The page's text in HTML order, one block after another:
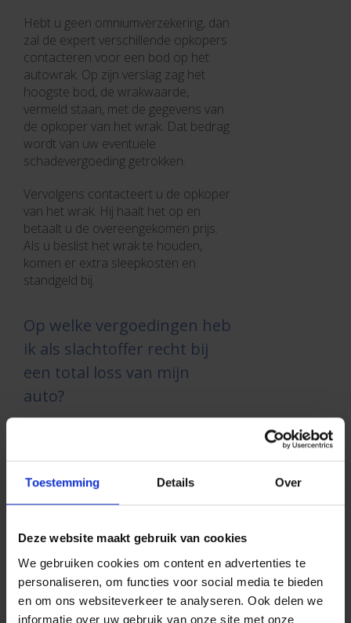
Toestemming Details Over
Deze website maakt gebruik van cookies
We gebruiken cookies om content en advertenties te
personaliseren, om functies voor social media te bieden
en om ons websiteverkeer te analyseren. Ook delen we
informatie over uw gebruik van onze site met onze
Hebt u geen omniumverzekering, dan
zal de expert verschillende opkopers
contacteren voor een bod op het
autowrak. Op zijn verslag zag het
hoogste bod, de wrakwaarde,
vermeld staan, met de gegevens van
de opkoper van het wrak. Dat bedrag
wordt van uw eventuele
schadevergoeding getrokken.
Vervolgens contacteert u de opkoper
van het wrak. Hij haalt het op en
betaalt u de overeengekomen prijs.
Als u beslist het wrak te houden,
komen er extra sleepkosten en
standgeld bij.
Op welke vergoedingen heb
ik als slachtoffer recht bij
een total loss van mijn
auto?
de schade aan uw wagen, dan hebt u
recht op de volgende vergoedingen:
het ongeval inclusief niet-aftrekbare
de
inverkeerstelling